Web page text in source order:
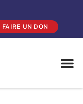
FAIRE UN DON